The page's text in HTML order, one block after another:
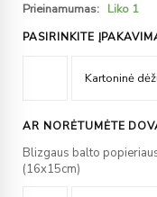
Prieinamumas: Liko 1
PASIRINKITE
AR NORĖTUMĖTE
Blizgaus balto
(16x15cm)